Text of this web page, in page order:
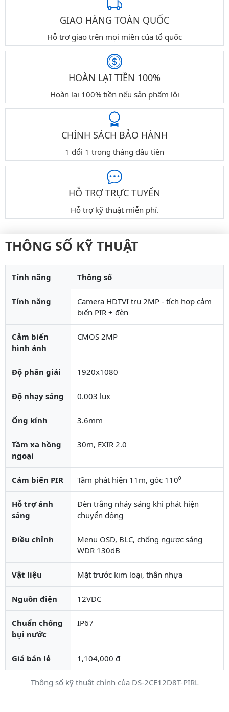
GIAO HÀNG TOÀN QUỐC
Hỗ trợ giao trên mọi miền của tổ quốc
HOÀN LẠI TIỀN 100%
Hoàn lại 100% tiền nếu sản phẩm lỗi
CHÍNH SÁCH BẢO HÀNH
1 đổi 1 trong tháng đầu tiên
HỖ TRỢ TRỰC TUYẾN
Hỗ trợ kỹ thuật miễn phí.
THÔNG SỐ KỸ THUẬT
Thông số kỹ thuật chính của DS-2CE12D8T-PIRL
Tính năng Thông số
Tính năng
Camera HDTVI trụ 2MP - tích hợp cảm
biến PIR + đèn
Cảm biến
hình ảnh
CMOS 2MP
Độ phân giải 1920x1080
Độ nhạy sáng 0.003 lux
Ống kính 3.6mm
Tầm xa hồng
ngoại
30m, EXIR 2.0
Cảm biến PIR Tầm phát hiện 11m, góc 110⁰
Hỗ trợ ánh
sáng
Đèn trắng nháy sáng khi phát hiện
chuyển động
Điều chỉnh
Menu OSD, BLC, chống ngược sáng
WDR 130dB
Vật liệu Mặt trước kim loại, thân nhựa
Nguồn điện 12VDC
Chuẩn chống
bụi nước
IP67
Giá bán lẻ 1,104,000 đ